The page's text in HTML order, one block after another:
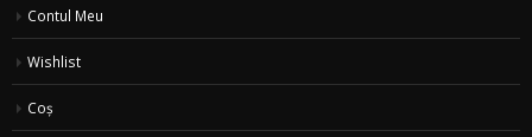
Contul Meu
Wishlist
Coș